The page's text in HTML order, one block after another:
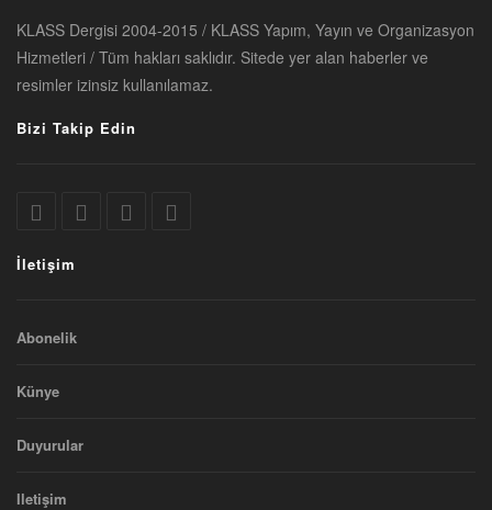
KLASS Dergisi 2004-2015 / KLASS Yapım, Yayın ve Organizasyon
Hizmetleri / Tüm hakları saklıdır. Sitede yer alan haberler ve
resimler izinsiz kullanılamaz.
Bizi Takip Edin
İletişim
Abonelik
Künye
Duyurular
Iletişim